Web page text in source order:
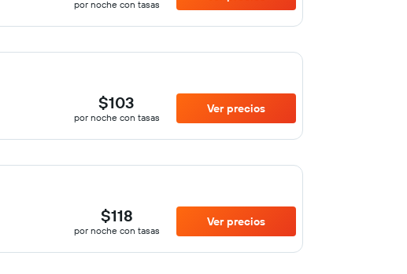
por noche con tasas
$103
por noche con tasas
Ver precios
$118
por noche con tasas
Ver precios